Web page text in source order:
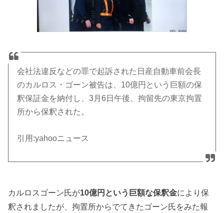
会社法違反などの罪で起訴された日産自動車前会長
のカルロス・ゴーン被告は、 10億円という巨額の保
釈保証金を納付し、3月6 日午後、拘留先の東京拘置
所から保釈された。
引用 :yahooニュース
カルロスゴーン氏が10億円という巨額な保釈金により保
釈されましたが、拘置所からでてきたゴーン氏をみた報